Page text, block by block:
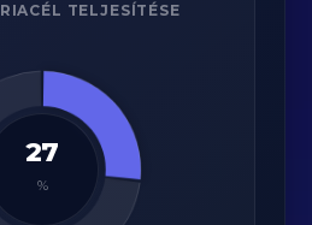
TELJESÍTÉSE
27
%